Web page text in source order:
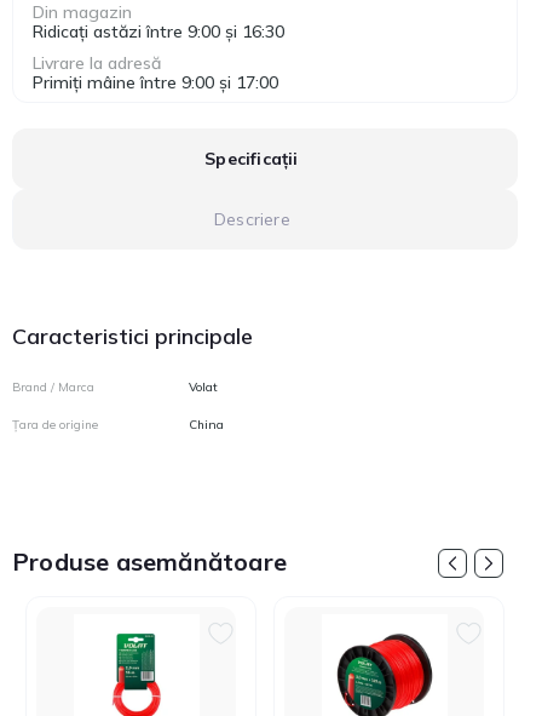
Din magazin
Ridicați astăzi între 9:00 și 16:30
Livrare la adresă
Primiți mâine între 9:00 și 17:00
Specificații
Descriere
Caracteristici principale
Brand / Marca Volat
Țara de origine China
Produse asemănătoare